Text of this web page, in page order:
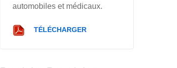
automobiles et médicaux.
TÉLÉCHARGER